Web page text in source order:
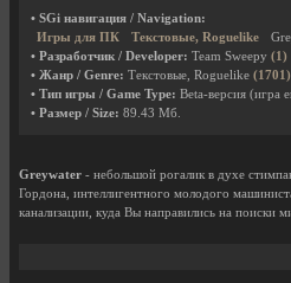
• SGi навигация / Navigation:
Игры для ПК
Текстовые, Roguelike
• Разработчик / Developer: Team Sweepy (1)
• Жанр / Genre: Текстовые, Roguelike (1701)
• Тип игры / Game Type: Beta-версия (игра
• Размер / Size: 89.43 Мб.
Greywater - небольшой рогалик в духе
Гордона, интеллигентного молодого
канализации, куда Вы направились на поиски